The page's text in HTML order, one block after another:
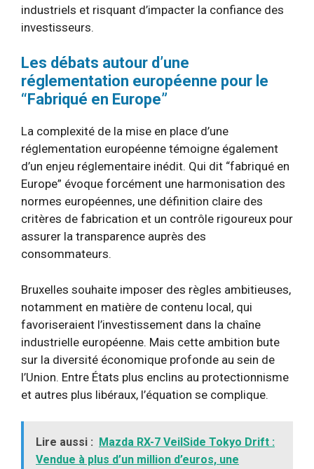
industriels et risquant d’impacter la confiance des
investisseurs.
Les débats autour d’une
réglementation européenne pour le
“Fabriqué en Europe”
La complexité de la mise en place d’une
réglementation européenne témoigne également
d’un enjeu réglementaire inédit. Qui dit “fabriqué en
Europe” évoque forcément une harmonisation des
normes européennes, une définition claire des
critères de fabrication et un contrôle rigoureux pour
assurer la transparence auprès des
consommateurs.
Bruxelles souhaite imposer des règles ambitieuses,
notamment en matière de contenu local, qui
favoriseraient l’investissement dans la chaîne
industrielle européenne. Mais cette ambition bute
sur la diversité économique profonde au sein de
l’Union. Entre États plus enclins au protectionnisme
et autres plus libéraux, l’équation se complique.
Lire aussi : Mazda RX-7 VeilSide Tokyo Drift :
Vendue à plus d’un million d’euros, une